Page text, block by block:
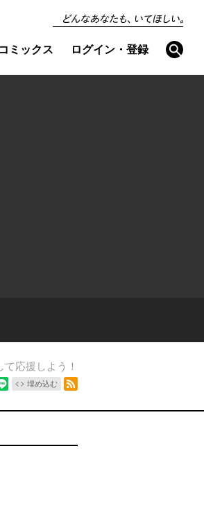
どんなあなたも、い
てほしい。
コミックス ログイン・登録
検
索
て応援しよう！
埋め込む